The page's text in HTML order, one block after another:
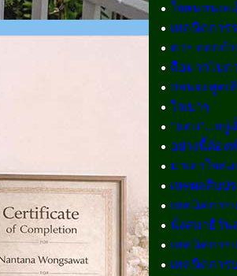
ใจคนซนเห
เทคนิคการ
ควร ออกกำ
ถือมากไปค
ก่อนจะพูดเ
ใจเบาๆ
"แอบ"...อยู่
อย่างนี้ต้อง
มาเอาใจส
เหตุผลสิบป
เทคนิคการ
นั่งสมาธิวัน
เทคนิคการ
เทคนิคการ